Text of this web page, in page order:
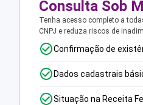
Consulta Sob
Tenha acesso completo a
CNPJ e reduza riscos de
Confirmação de
Dados cadastrais
Situação na Receita